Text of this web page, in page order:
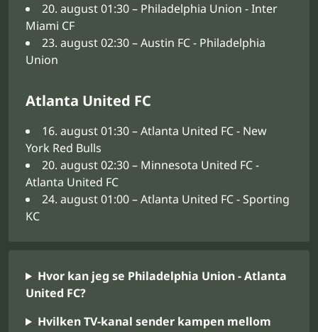
20. august 01:30 – Philadelphia Union - Inter
Miami CF
23. august 02:30 – Austin FC - Philadelphia
Union
Atlanta United FC
16. august 01:30 – Atlanta United FC - New
York Red Bulls
20. august 02:30 – Minnesota United FC -
Atlanta United FC
24. august 01:00 – Atlanta United FC - Sporting
KC
Hvor kan jeg se Philadelphia Union - Atlanta
United FC?
Hvilken TV-kanal sender kampen mellom